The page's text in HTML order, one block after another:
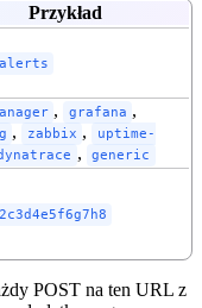
Przykład
, grafana ,
, zabbix ,
uptime-
, generic
POST na ten URL z